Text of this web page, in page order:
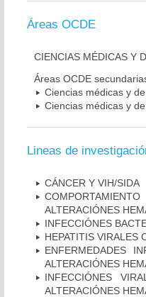
Áreas OCDE
CIENCIAS MÉDICAS Y
Áreas OCDE
Ciencias médicas y
Ciencias médicas y
Lineas de
CÁNCER Y VIH/SIDA
ALTERACIÓNES
INFECCIÓNES
HEPATITIS VIRALES
ENFERMEDADES
ALTERACIÓNES
INFECCIÓNES
ALTERACIÓNES